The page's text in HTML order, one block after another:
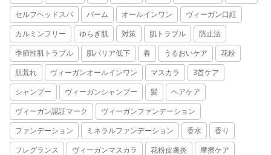
セルフヘッドスパ バーム オールインワン ヴィーガン口紅
カルミンフリー ゆらぎ肌 対策 肌トラブル 防止法
季節性肌トラブル 肌バリア低下 春 うるおいケア 花粉
肌荒れ ヴィーガンオールインワン マスカラ 3首ケア
シャンプー ヴィーガンシャンプー 髪 ヘアケア
ヴィーガン認証マーク ヴィーガンファンデーション
ファンデーション ミネラルファンデーション 香水 香り
フレグランス ヴィーガンマスカラ 花粉皮膚炎 摩擦ケア